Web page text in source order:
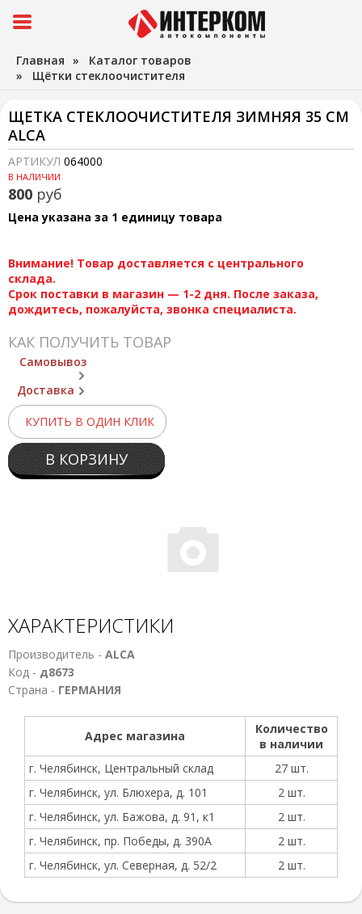
Главная » Каталог товаров
» Щётки стеклоочистителя
ЩЕТКА СТЕКЛООЧИСТИТЕЛЯ ЗИМНЯЯ 35 СМ
ALCA
АРТИКУЛ 064000
В НАЛИЧИИ
800 руб
Цена указана за 1 единицу товара
Внимание! Товар доставляется с центрального
склада.
Срок поставки в магазин — 1-2 дня. После заказа,
дождитесь, пожалуйста, звонка специалиста.
КАК ПОЛУЧИТЬ ТОВАР
Самовывоз
Доставка
КУПИТЬ В ОДИН КЛИК
В КОРЗИНУ
ХАРАКТЕРИСТИКИ
Производитель - ALCA
Код - д8673
Страна - ГЕРМАНИЯ
Адрес магазина
Количество
в наличии
г. Челябинск, Центральный склад
27 шт.
г. Челябинск, ул. Блюхера, д. 101
2 шт.
г. Челябинск, ул. Бажова, д. 91, к1
2 шт.
г. Челябинск, пр. Победы, д. 390А
2 шт.
г. Челябинск, ул. Северная, д. 52/2
2 шт.